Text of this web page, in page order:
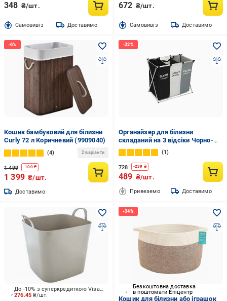
348 ₴/шт.
Cамовивіз Доставимо
672 ₴/шт.
Cамовивіз Доставимо
Кошик бамбуковий для білизни
Curly 72 л Коричневий (9909040)
4 2 варіанти
1 499 -100₴
1 399 ₴/шт.
Доставимо
Органайзер для білизни
складаний на 3 відсіки Чорно-
білий (62138210)
1
728 -239 ₴
489 ₴/шт.
Привеземо Доставимо
276.45₴/шт.
До -10% з суперкредиткою Visa Вигода
Безкоштовна доставка
в поштомати Епіцентр
Кошик для білизни або іграшок